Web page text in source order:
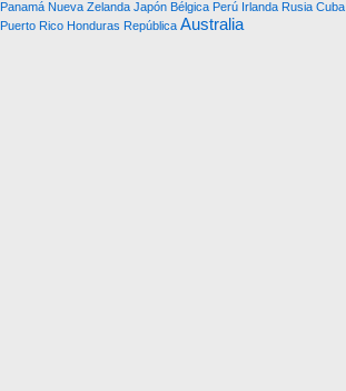
Panamá Nueva Zelanda Japón Bélgica Perú Irlanda Rusia Cuba
Puerto Rico Honduras República Australia